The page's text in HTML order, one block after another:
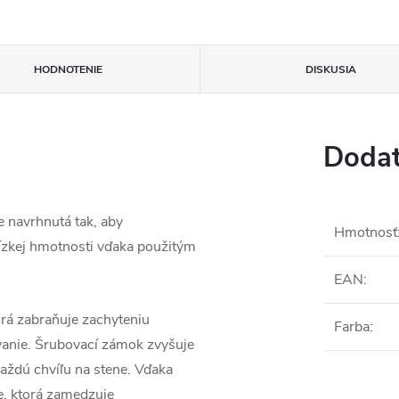
HODNOTENIE DISKUSIA
navrhnutá tak, aby
hmotnosti vďaka použitým
zabraňuje zachyteniu
Šrubovací zámok zvyšuje
chvíľu na stene. Vďaka
ktorá zamedzuje
Hmotnosť
EAN:
Farba: